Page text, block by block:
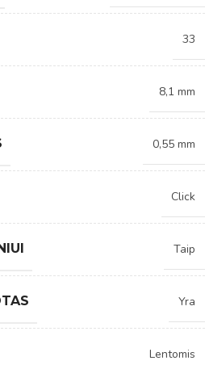
33
8,1 mm
0,55 mm
Click
Taip
Yra
Lentomis